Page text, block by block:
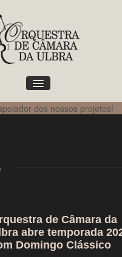
Home
Projetos
dos nossos projetos!
de Câmara da
abre temporada
Domingo Clássico